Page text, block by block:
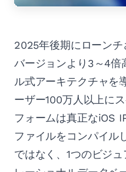
2025年後期にローン
バージョンより3～4倍
ル式アーキテクチャを
ーザー100万人以上に
フォームは真正なiOS
ファイルをコンパイル
ではなく、1つのビジ